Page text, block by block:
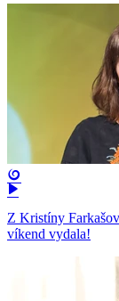
Z Kristíny
víkend vydala!